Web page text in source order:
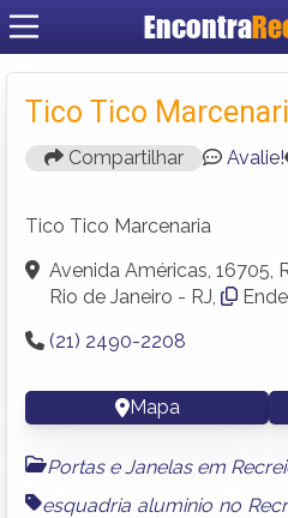
Encontra
Tico Tico
Compartilhar Avalie!
Tico Tico Marcenaria
Avenida Américas, 16705,
Rio de Janeiro - RJ,
(21) 2490-2208
Mapa
Portas e Janelas em
esquadria aluminio no